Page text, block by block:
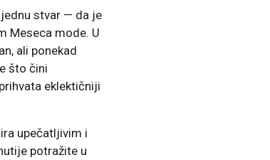
stvar — da je
Meseca mode. U
ali ponekad
što čini
eklektičniji
upečatljivim i
potražite u